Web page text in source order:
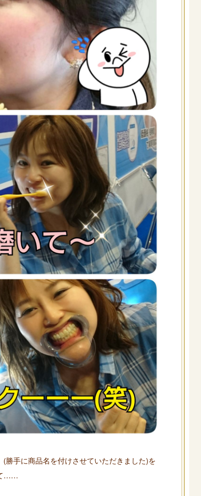
勝手に商品名を付けさせていただきました)を
……